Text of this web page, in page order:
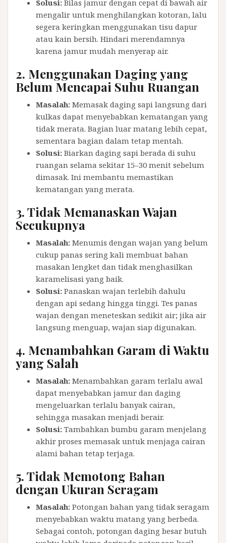
Solusi: Bilas jamur dengan cepat di bawah air
mengalir untuk menghilangkan kotoran, lalu
segera keringkan menggunakan tisu dapur
atau kain bersih. Hindari merendamnya
karena jamur mudah menyerap air.
2. Menggunakan Daging yang
Belum Mencapai Suhu Ruangan
Masalah: Memasak daging sapi langsung dari
kulkas dapat menyebabkan kematangan yang
tidak merata. Bagian luar matang lebih cepat,
sementara bagian dalam tetap mentah.
Solusi: Biarkan daging sapi berada di suhu
ruangan selama sekitar 15–30 menit sebelum
dimasak. Ini membantu memastikan
kematangan yang merata.
3.Tidak Memanaskan Wajan
Secukupnya
Masalah: Menumis dengan wajan yang belum
cukup panas sering kali membuat bahan
masakan lengket dan tidak menghasilkan
karamelisasi yang baik.
Solusi: Panaskan wajan terlebih dahulu
dengan api sedang hingga tinggi. Tes panas
wajan dengan meneteskan sedikit air; jika air
langsung menguap, wajan siap digunakan.
4. Menambahkan Garam di Waktu
yang Salah
Masalah: Menambahkan garam terlalu awal
dapat menyebabkan jamur dan daging
mengeluarkan terlalu banyak cairan,
sehingga masakan menjadi berair.
Solusi: Tambahkan bumbu garam menjelang
akhir proses memasak untuk menjaga cairan
alami bahan tetap terjaga.
5.Tidak Memotong Bahan
dengan Ukuran Seragam
Masalah: Potongan bahan yang tidak seragam
menyebabkan waktu matang yang berbeda.
Sebagai contoh, potongan daging besar butuh